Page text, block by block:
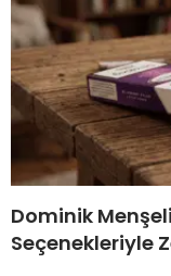
Dominik
Seçenekleriyle